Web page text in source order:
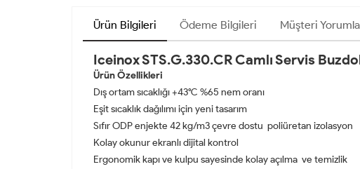
Ürün Bilgileri Ödeme Bilgileri Müşteri
Iceinox STS.G.330.CR Camlı Servis
Ürün Özellikleri
Dış ortam sıcaklığı +43°C %65 nem oranı
Eşit sıcaklık dağılımı için yeni tasarım
Sıfır ODP enjekte 42 kg/m3 çevre dostu poliüretan izolasyon
Kolay okunur ekranlı dijital kontrol
Ergonomik kapı ve kulpu sayesinde kolay açılma ve temizlik